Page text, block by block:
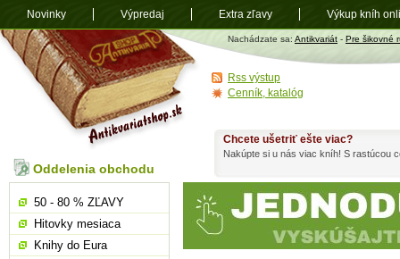
Antikvariát
shop.sk
Nachádzate sa: Antikvariát - Pre šikovné
Chcete ušetriť ešte viac?
Nakúpte si u nás viac kníh! S rastúcou
Oddelenia obchodu
50 - 80 % ZĽAVY
Hitovky mesiaca
Knihy do Eura
Rss výstup
Cenník, katalóg
Novinky Výpredaj Extra zľavy Výkup kníh